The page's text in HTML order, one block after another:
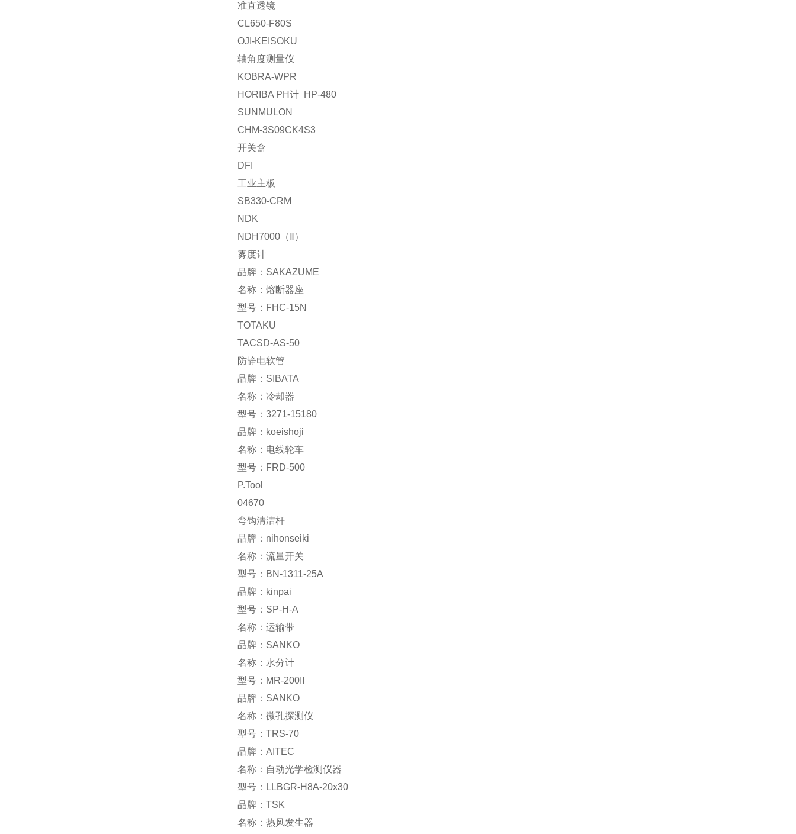
准直透镜
CL650-F80S
OJI-KEISOKU
轴角度测量仪
KOBRA-WPR
HORIBA PH计 HP-480
SUNMULON
CHM-3S09CK4S3
开关盒
DFI
工业主板
SB330-CRM
NDK
NDH7000（Ⅱ）
雾度计
品牌：SAKAZUME
名称：熔断器座
型号：FHC-15N
TOTAKU
TACSD-AS-50
防静电软管
品牌：SIBATA
名称：冷却器
型号：3271-15180
品牌：koeishoji
名称：电线轮车
型号：FRD-500
P.Tool
04670
弯钩清洁杆
品牌：nihonseiki
名称：流量开关
型号：BN-1311-25A
品牌：kinpai
型号：SP-H-A
名称：运输带
品牌：SANKO
名称：水分计
型号：MR-200II
品牌：SANKO
名称：微孔探测仪
型号：TRS-70
品牌：AITEC
名称：自动光学检测仪器
型号：LLBGR-H8A-20x30
品牌：TSK
名称：热风发生器